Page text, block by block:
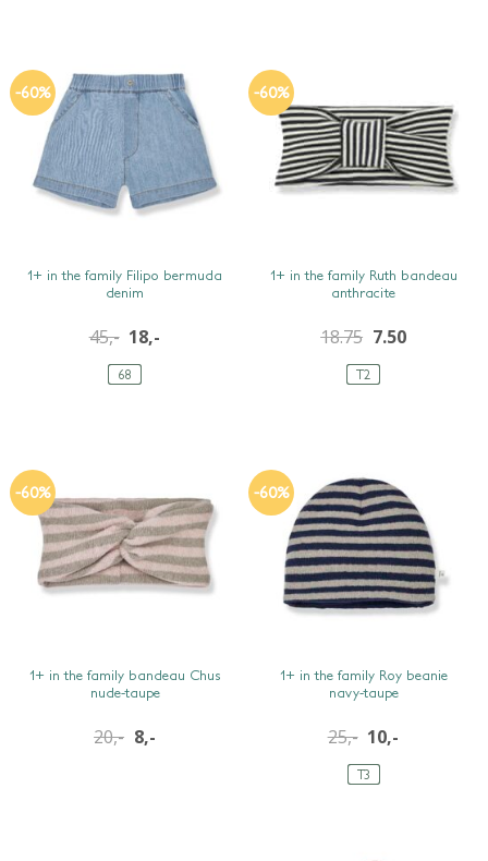
-60%
SNEL BEKIJKEN
68
1+ in the family Filipo bermuda
denim
45,- 18,-
-60%
SNEL BEKIJKEN
T2
1+ in the family Ruth bandeau
anthracite
18.75 7.50
-60%
SNEL BEKIJKEN
1+ in the family bandeau Chus
nude-taupe
20,-
oorspronkelijke
prijs
8,-
-60%
SNEL BEKIJKEN
T3
1+ in the family Roy beanie
navy-taupe
25,- 10,-